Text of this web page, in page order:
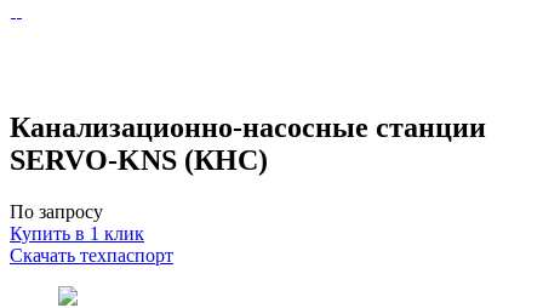
Канализационно-насосные станции
SERVO-KNS (КНС)
По запросу
Купить в 1 клик
Скачать техпаспорт